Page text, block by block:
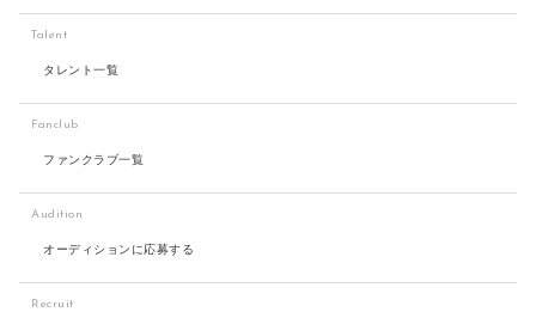
Talent
タレント一覧
Fanclub
ファンクラブ一覧
Audition
オーディションに応募する
Recruit